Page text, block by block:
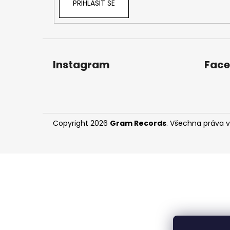
PŘIHLÁSIT SE
Instagram
Copyright 2026 Gram Records. Všechna práva